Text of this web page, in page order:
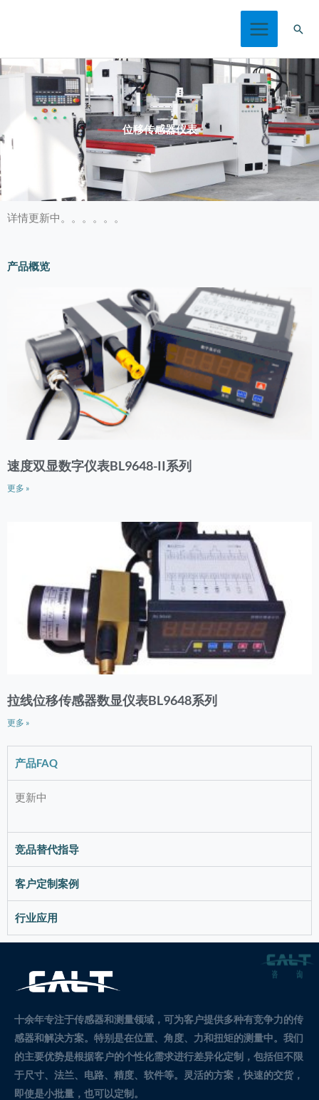
容
搜
位移传感器仪表
详情更新中。。。。。。
产品概览
速度双显数字仪表BL9648-II系列
更多 »
拉线位移传感器数显仪表BL9648系列
更多 »
产品FAQ
更新中
竞品替代指导
客户定制案例
行业应用
十余年专注于传感器和测量领域，可为客户提供多种有竞争力的传
感器和解决方案。 特别是在位置、角度、力和扭矩的测量中。 我们
的主要优势是根据客户的个性化需求进行差异化定制，包括但不限
于尺寸、法兰、电路、精度、软件等。灵活的方案，快速的交货，
即使是小批量，也可以定制。